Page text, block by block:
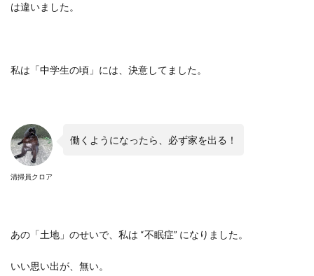
は違いました。
私は「中学生の頃」には、決意してました。
清掃員クロア
働くようになったら、必ず家を出る！
あの「土地」のせいで、私は “不眠症” になりました。
いい思い出が、無い。